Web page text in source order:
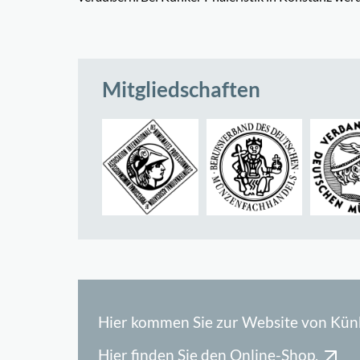
Mitgliedschaften
Hier kommen Sie zur Website von
Hier finden Sie den Online-Shop.